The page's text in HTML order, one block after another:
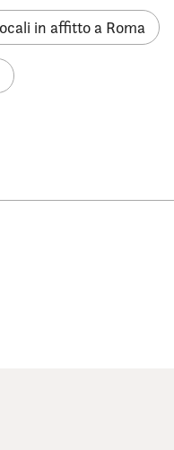
in affitto a Roma